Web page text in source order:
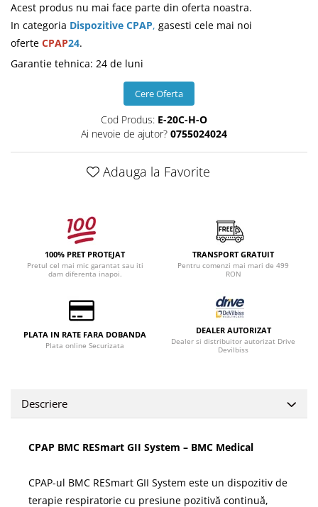
Acest produs nu mai face parte din oferta noastra.
In categoria Dispozitive CPAP, gasesti cele mai noi
oferte CPAP24.
Garantie tehnica: 24 de luni
Cere Oferta
Cod Produs: E-20C-H-O
Ai nevoie de ajutor? 0755024024
Adauga la Favorite
100% PRET PROTEJAT
Pretul cel mai mic garantat sau iti
dam diferenta inapoi.
TRANSPORT GRATUIT
Pentru comenzi mai mari de 499
RON
PLATA IN RATE FARA DOBANDA
Plata online Securizata
DEALER AUTORIZAT
Dealer si distribuitor autorizat Drive
Devilbiss
Descriere
CPAP BMC RESmart GII System – BMC Medical
CPAP-ul BMC RESmart GII System este un dispozitiv de
terapie respiratorie cu presiune pozitivă continuă,